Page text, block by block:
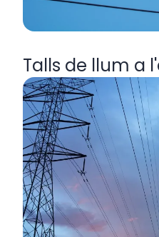
Talls de llum a